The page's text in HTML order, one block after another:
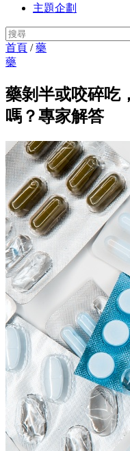
主題企劃
首頁 /藥
藥
藥剝半或咬碎吃
嗎？專家解答